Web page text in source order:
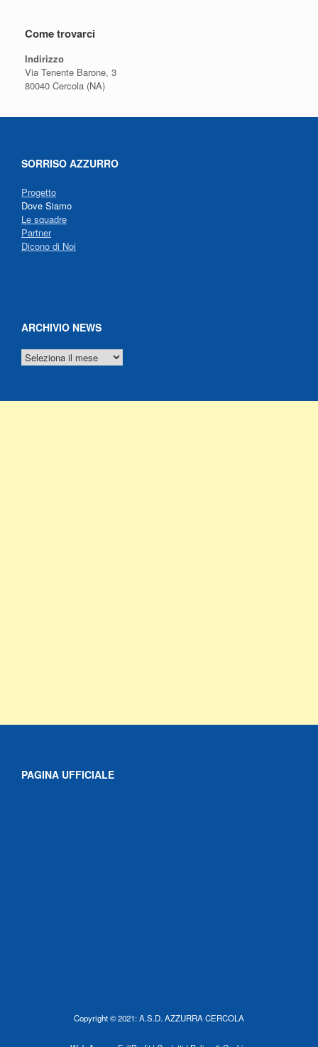
Come trovarci
Indirizzo
Via Tenente Barone, 3
80040 Cercola (NA)
SORRISO AZZURRO
Progetto
Dove Siamo
Le squadre
Partner
Dicono di Noi
ARCHIVIO NEWS
ARCHIVIO
NEWS
PAGINA UFFICIALE
Copyright © 2021: A.S.D. AZZURRA CERCOLA